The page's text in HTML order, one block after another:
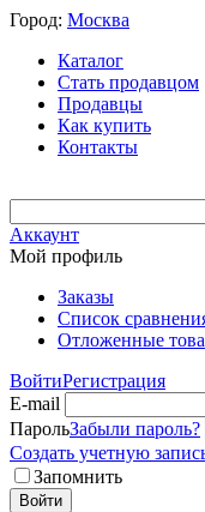
Город: Москва
Каталог
Стать продавцом
Продавцы
Как купить
Контакты
Аккаунт
Мой профиль
Заказы
Список
Отложенные
ВойтиРегистрация
E-mail
ПарольЗабыли пароль?
Создать учетную
Запомнить
Войти